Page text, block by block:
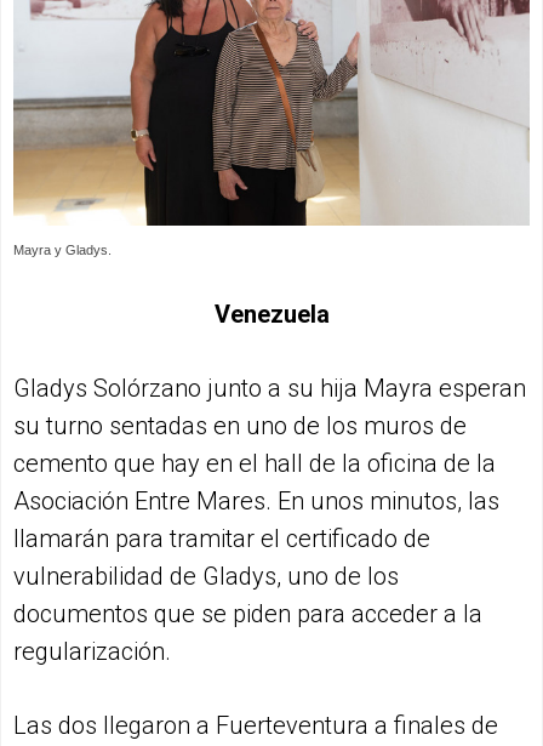
Mayra y Gladys.
Venezuela
Gladys Solórzano junto a su hija Mayra esperan
su turno sentadas en uno de los muros de
cemento que hay en el hall de la oficina de la
Asociación Entre Mares. En unos minutos, las
llamarán para tramitar el certificado de
vulnerabilidad de Gladys, uno de los
documentos que se piden para acceder a la
regularización.
Las dos llegaron a Fuerteventura a finales de